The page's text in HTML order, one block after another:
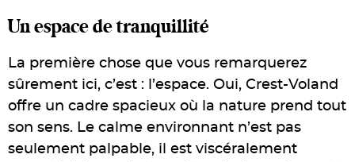
Un espace de tranquillité
La première chose que vous remarquerez
sûrement ici, c’est : l’espace. Oui, Crest-Voland
offre un cadre spacieux où la nature prend tout
son sens. Le calme environnant n’est pas
seulement palpable, il est viscéralement